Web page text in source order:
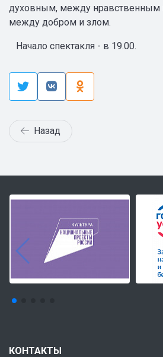
духовным, между нравственным
между добром и злом.
Начало спектакля - в 19.00.
Назад
КОНТАКТЫ